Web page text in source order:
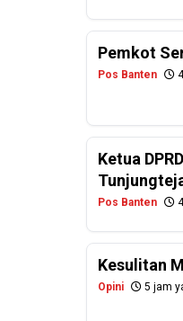
Pemkot
Pos Banten
Ketua
Pos Banten
Kesulitan
Opini 5 jam